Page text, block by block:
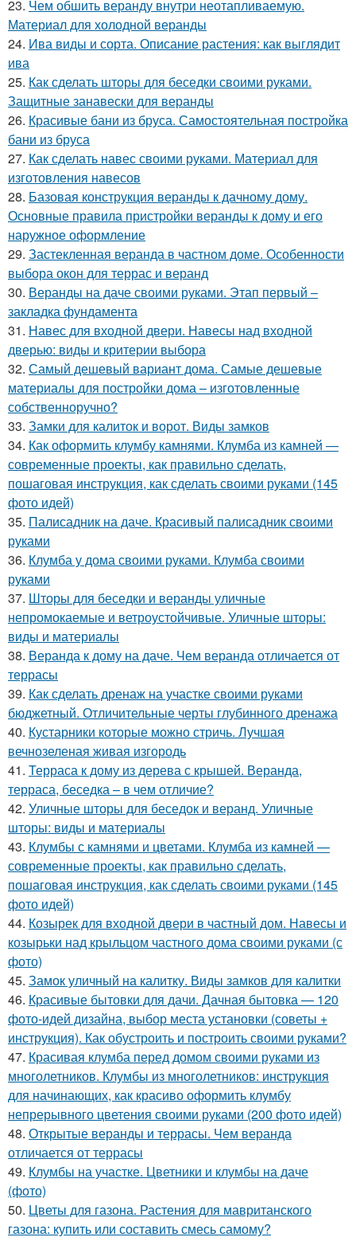
23. Чем обшить веранду внутри неотапливаемую.
Материал для холодной веранды
24. Ива виды и сорта. Описание растения: как выглядит
ива
25. Как сделать шторы для беседки своими руками.
Защитные занавески для веранды
26. Красивые бани из бруса. Самостоятельная постройка
бани из бруса
27. Как сделать навес своими руками. Материал для
изготовления навесов
28. Базовая конструкция веранды к дачному дому.
Основные правила пристройки веранды к дому и его
наружное оформление
29. Застекленная веранда в частном доме. Особенности
выбора окон для террас и веранд
30. Веранды на даче своими руками. Этап первый –
закладка фундамента
31. Навес для входной двери. Навесы над входной
дверью: виды и критерии выбора
32. Самый дешевый вариант дома. Самые дешевые
материалы для постройки дома – изготовленные
собственноручно?
33. Замки для калиток и ворот. Виды замков
34. Как оформить клумбу камнями. Клумба из камней —
современные проекты, как правильно сделать,
пошаговая инструкция, как сделать своими руками (145
фото идей)
35. Палисадник на даче. Красивый палисадник своими
руками
36. Клумба у дома своими руками. Клумба своими
руками
37. Шторы для беседки и веранды уличные
непромокаемые и ветроустойчивые. Уличные шторы:
виды и материалы
38. Веранда к дому на даче. Чем веранда отличается от
террасы
39. Как сделать дренаж на участке своими руками
бюджетный. Отличительные черты глубинного дренажа
40. Кустарники которые можно стричь. Лучшая
вечнозеленая живая изгородь
41. Терраса к дому из дерева с крышей. Веранда,
терраса, беседка – в чем отличие?
42. Уличные шторы для беседок и веранд. Уличные
шторы: виды и материалы
43. Клумбы с камнями и цветами. Клумба из камней —
современные проекты, как правильно сделать,
пошаговая инструкция, как сделать своими руками (145
фото идей)
44. Козырек для входной двери в частный дом. Навесы и
козырьки над крыльцом частного дома своими руками (с
фото)
45. Замок уличный на калитку. Виды замков для калитки
46. Красивые бытовки для дачи. Дачная бытовка — 120
фото-идей дизайна, выбор места установки (советы +
инструкция). Как обустроить и построить своими руками?
47. Красивая клумба перед домом своими руками из
многолетников. Клумбы из многолетников: инструкция
для начинающих, как красиво оформить клумбу
непрерывного цветения своими руками (200 фото идей)
48. Открытые веранды и террасы. Чем веранда
отличается от террасы
49. Клумбы на участке. Цветники и клумбы на даче
(фото)
50. Цветы для газона. Растения для мавританского
газона: купить или составить смесь самому?